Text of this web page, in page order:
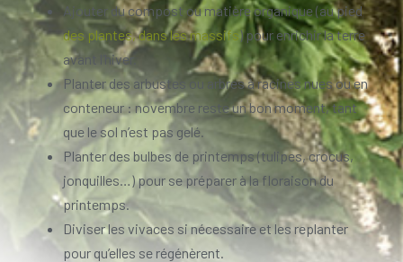
Ajouter du compost ou matière organique (au pied
des plantes, dans les massifs) pour enrichir la terre
avant l’hiver.
Planter des arbustes ou arbres à racines nues ou en
conteneur : novembre reste un bon moment, tant
que le sol n’est pas gelé.
Planter des bulbes de printemps (tulipes, crocus,
jonquilles…) pour se préparer à la floraison du
printemps.
Diviser les vivaces si nécessaire et les replanter
pour qu’elles se régénèrent.